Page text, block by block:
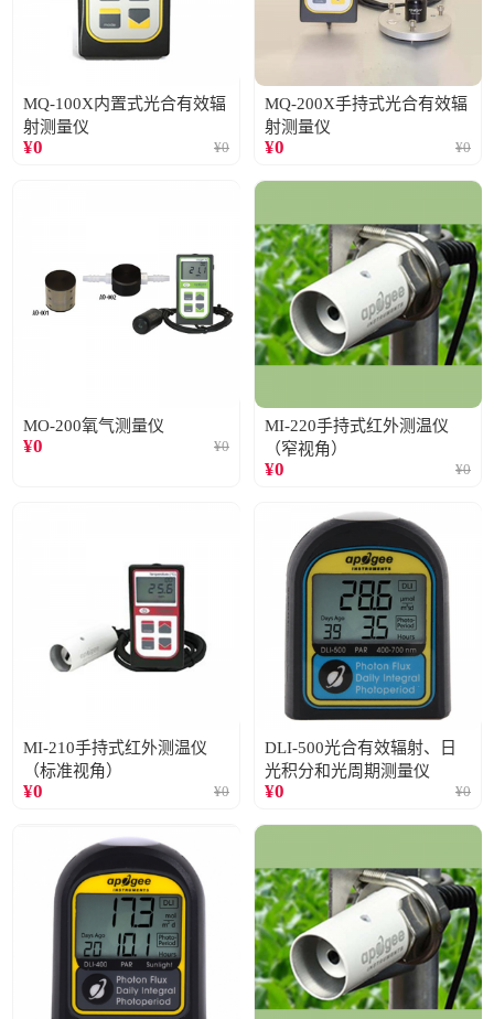
MQ-100X内置式光合有效辐
射测量仪
¥0 ¥0
MQ-200X手持式光合有效辐
射测量仪
¥0 ¥0
MO-200氧气测量仪
¥0 ¥0
MI-220手持式红外测温仪
（窄视角）
¥0 ¥0
MI-210手持式红外测温仪
（标准视角）
¥0 ¥0
DLI-500光合有效辐射、日
光积分和光周期测量仪
¥0 ¥0